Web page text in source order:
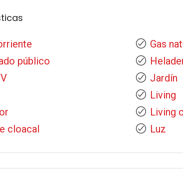
público
cloacal
Gas
Jardín
Living
Living
Luz